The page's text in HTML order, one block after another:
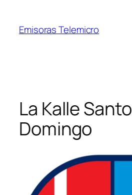
contenido
Emisoras Telemicro
La Kalle Santo
Domingo